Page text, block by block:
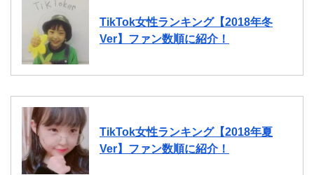
TikTok女性ランキング【2018年冬
Ver】ファン数順に紹介！
TikTok女性ランキング【2018年夏
Ver】ファン数順に紹介！